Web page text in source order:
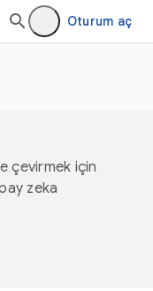
Oturum aç
çevirmek için
zeka